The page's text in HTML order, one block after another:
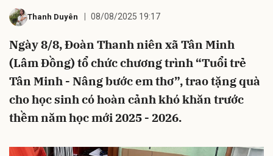
Thanh Duyên 08/08/2025 19:17
Ngày 8/8, Đoàn Thanh niên xã Tân Minh
(Lâm Đồng) tổ chức chương trình “Tuổi trẻ
Tân Minh - Nâng bước em thơ”, trao tặng quà
cho học sinh có hoàn cảnh khó khăn trước
thềm năm học mới 2025 - 2026.
Hủy